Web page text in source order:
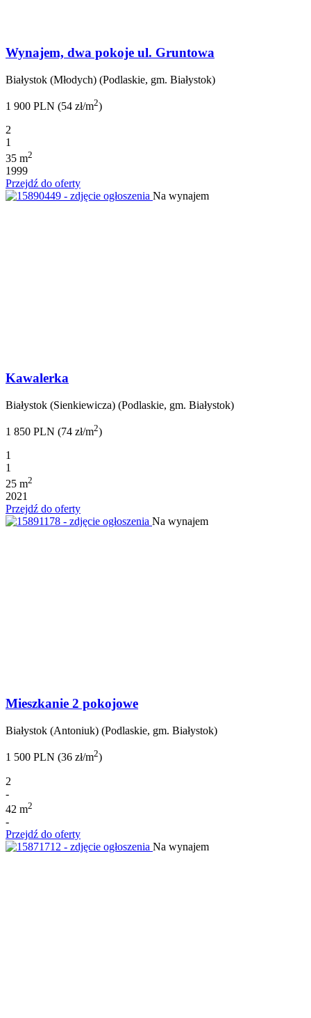
Wynajem, dwa pokoje ul. Gruntowa
Białystok (Młodych) (Podlaskie, gm. Białystok)
1 900 PLN (54 zł/m2)
2
1
35 m2
1999
Przejdź do oferty
Na wynajem
Kawalerka
Białystok (Sienkiewicza) (Podlaskie, gm. Białystok)
1 850 PLN (74 zł/m2)
1
1
25 m2
2021
Przejdź do oferty
Na wynajem
Mieszkanie 2 pokojowe
Białystok (Antoniuk) (Podlaskie, gm. Białystok)
1 500 PLN (36 zł/m2)
2
-
42 m2
-
Przejdź do oferty
Na wynajem